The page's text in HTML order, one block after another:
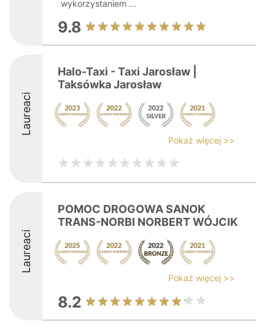
wykorzystaniem ...
9.8
Laureaci
Halo-Taxi - Taxi Jarosław |
Taksówka Jarosław
Pokaż więcej >>
Laureaci
POMOC DROGOWA SANOK
TRANS-NORBI NORBERT WÓJCIK
Pokaż więcej >>
8.2